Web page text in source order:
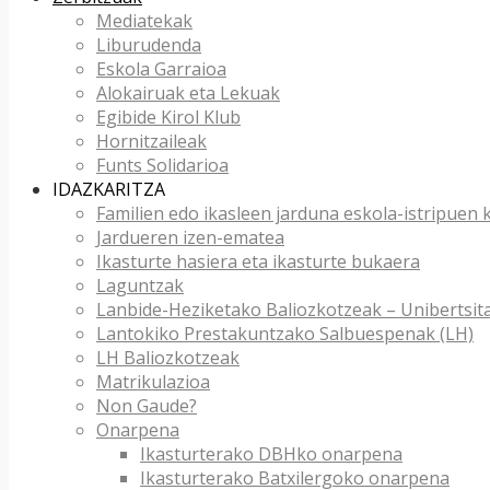
Mediatekak
Liburudenda
Eskola Garraioa
Alokairuak eta Lekuak
Egibide Kirol Klub
Hornitzaileak
Funts Solidarioa
IDAZKARITZA
Familien edo ikasleen jarduna eskola-istripuen
Jardueren izen-ematea
Ikasturte hasiera eta ikasturte bukaera
Laguntzak
Lanbide-Heziketako Baliozkotzeak –
Lantokiko Prestakuntzako Salbuespenak (LH)
LH Baliozkotzeak
Matrikulazioa
Non Gaude?
Onarpena
Ikasturterako DBHko onarpena
Ikasturterako Batxilergoko onarpena